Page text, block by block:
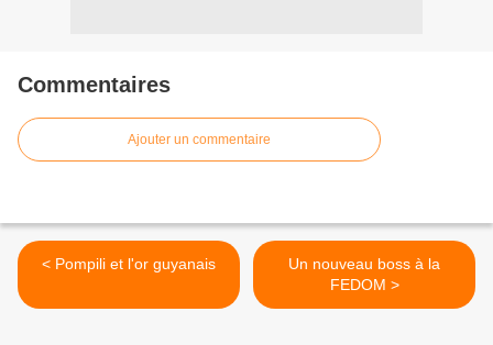
Commentaires
Ajouter un commentaire
< Pompili et l'or guyanais
Un nouveau boss à la
FEDOM >